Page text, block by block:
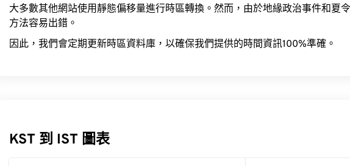
大多數其他網站使用靜態偏移量進行時區轉換。然而，由於地緣政治事件和夏
方法容易出錯。
因此，我們會定期更新時區資料庫，以確保我們提供的時間資訊100%準確。
KST 到 IST 圖表